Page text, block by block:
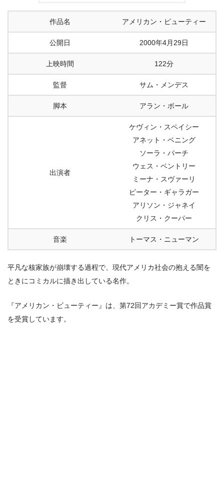
作品名 アメリカン・ビューティー
公開日 2000年4月29日
上映時間 122分
監督 サム・メンデス
脚本 アラン・ボール
出演者
ケヴィン・スペイシー
アネット・ベニング
ソーラ・バーチ
ウェス・ベントリー
ミーナ・スヴァーリ
ピーター・ギャラガー
アリソン・ジャネイ
クリス・クーパー
音楽 トーマス・ニューマン
平凡な核家族が崩壊する過程で、現代アメリカ社会の抱える闇を
ときにコミカルに描き出している名作。
『アメリカン・ビューティー』は、第72回アカデミー賞で作品賞
を受賞しています。